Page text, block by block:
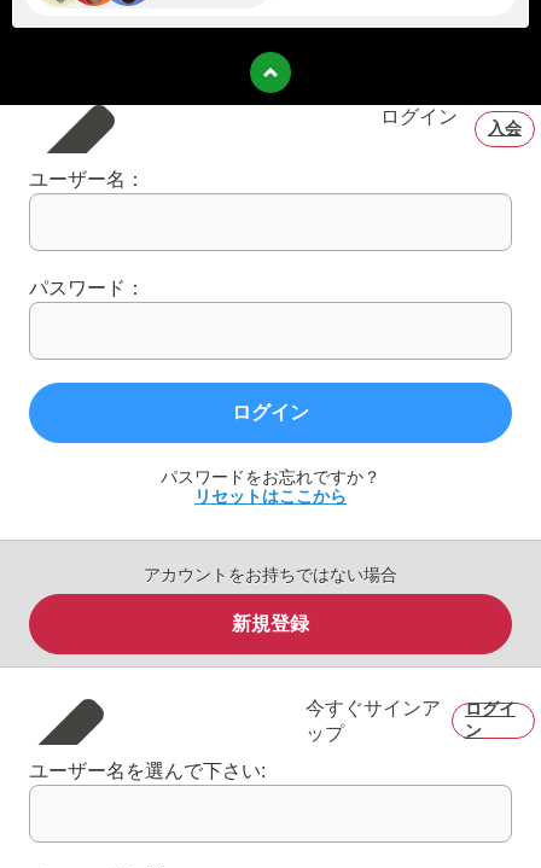
ログイン
入会
ユーザー名：
パスワード：
ログイン
パスワードをお忘れですか？
リセットはここから
アカウントをお持ちではない場合
新規登録
今すぐサインア
ップ
ログイ
ン
ユーザー名を選んで下さい: